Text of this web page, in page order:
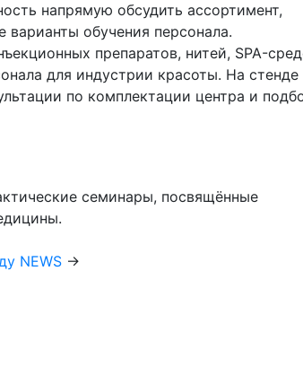
напрямую обсудить ассортимент,
варианты обучения персонала.
препаратов, нитей, SPA-
для индустрии красоты. На стенде
по комплектации центра и
семинары, посвящённые
NEWS →